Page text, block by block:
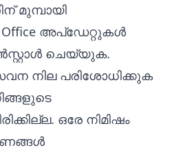
മുമ്പായി
Office അപ്‌ഡേറ്റുകൾ
ചെയ്യുക.
നില പരിശോധിക്കുക
ഒരേ നിമിഷം